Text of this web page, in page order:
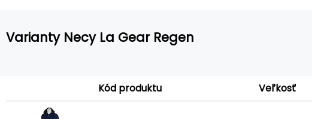
Varianty Necy La Gear Regen
Kód produktu Veľkosť